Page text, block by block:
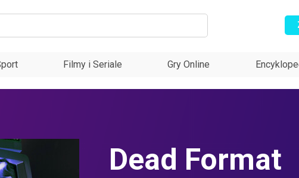
Filmy i Seriale Gry Online
Dead Format